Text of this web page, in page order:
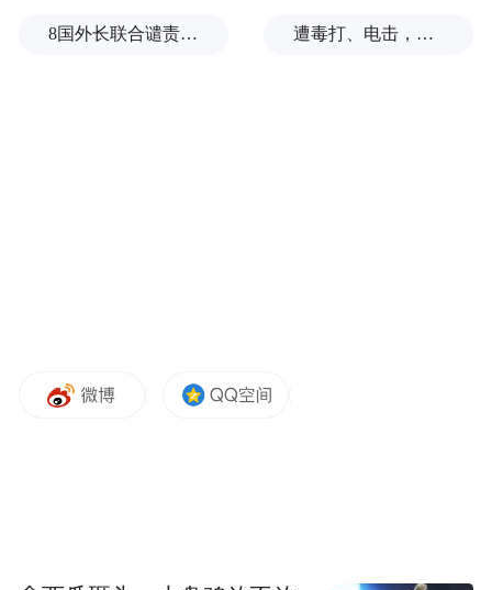
陈妤颉在半决赛比赛中。
8国外长联合谴责以色列侵犯加沙 遭毒打、电击，逃生男子亲述被卖诈骗园区遭遇